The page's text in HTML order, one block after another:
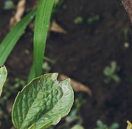
Becas